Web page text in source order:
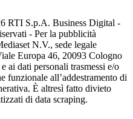
RTI S.p.A. Business Digital -
- Per la pubblicità
N.V., sede legale
Europa 46, 20093 Cologno
ai dati personali trasmessi e/o
funzionale all’addestramento di
È altresì fatto divieto
di data scraping.